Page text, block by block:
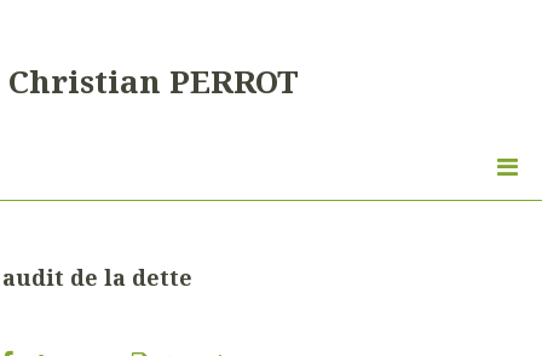
Christian PERROT
audit de la dette